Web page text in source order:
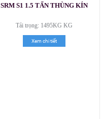
SRM S1 1.5 TẤN THÙNG KÍN
Tải trọng: 1495KG KG
Xem chi tiết